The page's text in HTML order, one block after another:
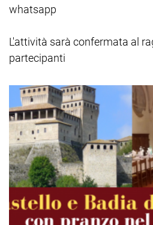
whatsapp
L'attività sarà confermata al
partecipanti